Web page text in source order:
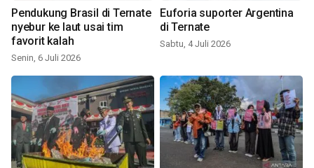
Pendukung Brasil di Ternate
nyebur ke laut usai tim
favorit kalah
Senin, 6 Juli 2026
Euforia suporter Argentina
di Ternate
Sabtu, 4 Juli 2026